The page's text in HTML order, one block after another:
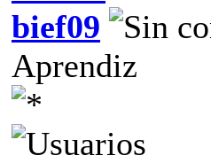
bief09
Aprendiz